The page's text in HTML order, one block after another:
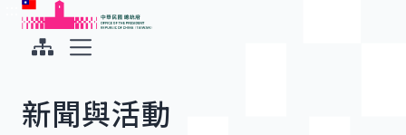
跳到主要內容
中華民國總統府
新聞與活動